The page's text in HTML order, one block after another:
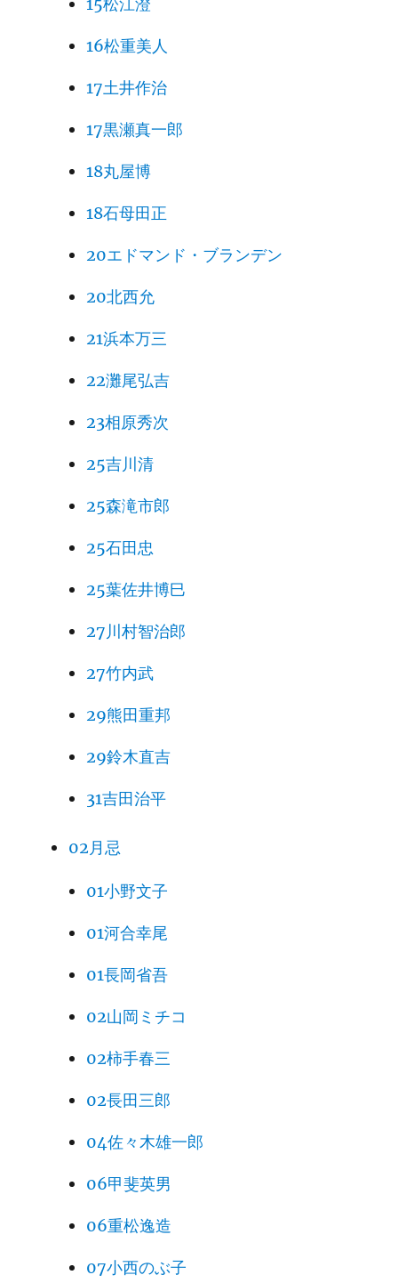
16松重美人
17土井作治
17黒瀬真一郎
18丸屋博
18石母田正
20エドマンド・ブランデン
20北西允
21浜本万三
22灘尾弘吉
23相原秀次
25吉川清
25森滝市郎
25石田忠
25葉佐井博巳
27川村智治郎
27竹内武
29熊田重邦
29鈴木直吉
31吉田治平
02月忌
01小野文子
01河合幸尾
01長岡省吾
02山岡ミチコ
02柿手春三
02長田三郎
04佐々木雄一郎
06甲斐英男
06重松逸造
07小西のぶ子